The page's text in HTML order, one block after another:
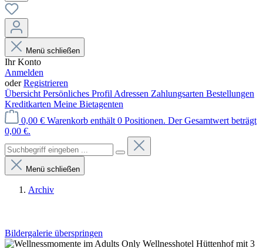
Menü schließen
Ihr Konto
Anmelden
oderRegistrieren
Übersicht Persönliches Profil Adressen Zahlungsarten Bestellungen
Kreditkarten Meine Bietagenten
0,00 € Warenkorb enthält 0 Positionen. Der Gesamtwert beträgt
0,00 €.
Menü schließen
Archiv
Bildergalerie überspringen